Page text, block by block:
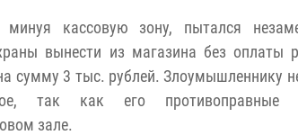
минуя кассовую зону, пытался
вынести из магазина без оплаты
сумму 3 тыс. рублей. Злоумышленнику
так как его противоправные
зале.